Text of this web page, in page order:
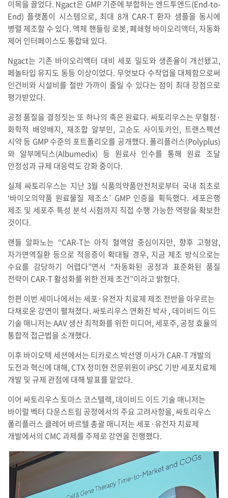
이목을 끌었다. Ngact은 GMP 기준에 부합하는 엔드투엔드(End-to-
End) 플랫폼이 시스템으로, 최대 8개 CAR-T 환자 샘플을 동시에
병렬 제조할 수 있다. 액체 핸들링 로봇, 폐쇄형 바이오리액터, 자동화
제어 인터페이스도 통합돼 있다.
Ngact는 기존 바이오리액터 대비 세포 밀도와 생존율이 개선됐고,
페놀타입 유지도 동등 이상이었다. 무엇보다 수작업을 대체함으로써
인건비와 시설비를 절반 가까이 줄일 수 있다는 점이 최대 장점으로
평가받았다.
공정 품질을 결정짓는 또 하나의 축은 원료다. 싸토리우스는 무혈청·
화학적 배양배지, 재조합 알부민, 고순도 사이토카인, 트랜스펙션
시약 등 GMP 수준의 포트폴리오를 공개했다. 폴리플러스(Polyplus)
와 알부메딕스(Albumedix) 등 원료사 인수를 통해 원료 조달
안정성과 규제 대응력도 강화 중이다.
실제 싸토리우스는 지난 3월 식품의약품안전처로부터 국내 최초로
‘바이오의약품 원료물질 제조소’ GMP 인증을 획득했다. 세포은행
제조 및 세포주 특성 분석 시험까지 직접 수행 가능한 역량을 확보한
것이다.
랜들 알파노는 “CAR-T는 아직 혈액암 중심이지만, 향후 고형암,
자가면역질환 등으로 적응증이 확대될 경우, 지금 제조 방식으로는
수요를 감당하기 어렵다”면서 “자동화된 공정과 표준화된 품질
전략이 CAR-T 활성화를 위한 전제 조건”이라고 밝혔다.
한편 이번 세미나에서는 세포·유전자 치료제 제조 전반을 아우르는
다채로운 강연이 펼쳐졌다. 싸토리우스 연화진 박사 , 데이비드 이드
기술 매니저는 AAV 생산 최적화를 위한 미디어, 세포주, 공정 효율의
통합적 접근법을 소개했다.
이후 바이오텍 세션에서는 티카로스 박선영 이사가 CAR-T 개발의
도전과 혁신에 대해, CTX 정미현 전문위원이 iPSC 기반 세포치료제
개발 및 규제 관점에 대해 발표를 맡았다.
이어 싸토리우스 토마스 코스텔렉, 데이비드 이드 기술 매니저는
바이럴 벡터 다운스트림 공정에서의 주요 고려사항을, 싸토리우스
폴리플러스 클레어 바르텔 총괄 매니저는 세포·유전자 치료제
개발에서의 CMC 과제를 주제로 강연을 진행했다.